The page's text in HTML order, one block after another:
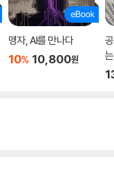
맹자, AI를 만나다
10% 10,800원